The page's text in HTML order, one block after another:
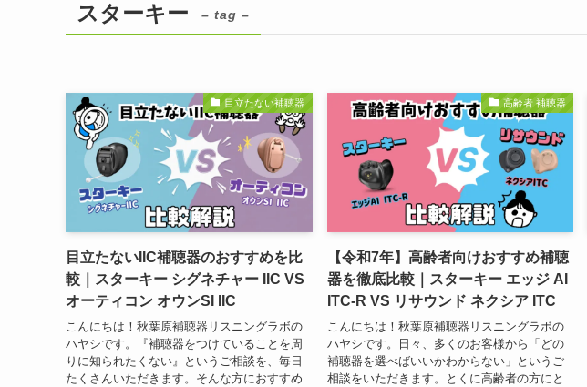
スターキー – tag –
目立たない補聴器
目立たないIIC補聴器のおすすめを比
較｜スターキー シグネチャー IIC VS
オーティコン オウンSI IIC
こんにちは！秋葉原補聴器リスニングラボの
ハヤシです。『補聴器をつけていることを周
りに知られたくない』というご相談を、毎日
たくさんいただきます。そんな方におすすめ
高齢者 補聴器
【令和7年】高齢者向けおすすめ補聴
器を徹底比較｜スターキー エッジ AI
ITC-R VS リサウンド ネクシア ITC
こんにちは！秋葉原補聴器リスニングラボの
ハヤシです。日々、多くのお客様から「どの
補聴器を選べばいいかわからない」というご
相談をいただきます。とくに高齢者の方にと